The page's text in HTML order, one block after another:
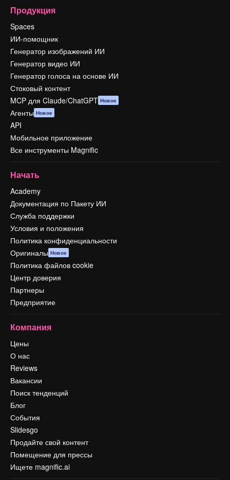
Продукция
Spaces
ИИ-помощник
Генератор изображений ИИ
Генератор видео ИИ
Генератор голоса на основе ИИ
Стоковый контент
MCP для Claude/ChatGPT Новое
Агенты Новое
API
Мобильное приложение
Все инструменты Magnific
Начать
Academy
Документация по Пакету ИИ
Служба поддержки
Условия и положения
Политика конфиденциальности
Оригиналы Новое
Политика файлов cookie
Центр доверия
Партнеры
Предприятие
Компания
Цены
О нас
Reviews
Вакансии
Поиск тенденций
Блог
События
Slidesgo
Продайте свой контент
Помещение для прессы
Ищете magnific.ai